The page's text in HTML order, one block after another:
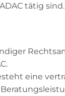
tätig sind.
eine